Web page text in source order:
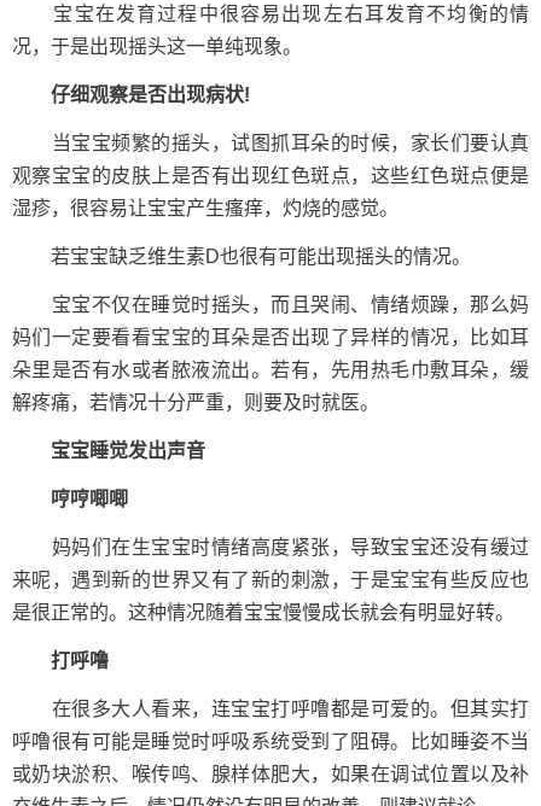
宝宝在发育过程中很容易出现左右耳发育不均衡的情
况，于是出现摇头这一单纯现象。
仔细观察是否出现病状!
当宝宝频繁的摇头，试图抓耳朵的时候，家长们要认真
观察宝宝的皮肤上是否有出现红色斑点，这些红色斑点便是
湿疹，很容易让宝宝产生瘙痒，灼烧的感觉。
若宝宝缺乏维生素D也很有可能出现摇头的情况。
宝宝不仅在睡觉时摇头，而且哭闹、情绪烦躁，那么妈
妈们一定要看看宝宝的耳朵是否出现了异样的情况，比如耳
朵里是否有水或者脓液流出。若有，先用热毛巾敷耳朵，缓
解疼痛，若情况十分严重，则要及时就医。
宝宝睡觉发出声音
哼哼唧唧
妈妈们在生宝宝时情绪高度紧张，导致宝宝还没有缓过
来呢，遇到新的世界又有了新的刺激，于是宝宝有些反应也
是很正常的。这种情况随着宝宝慢慢成长就会有明显好转。
打呼噜
在很多大人看来，连宝宝打呼噜都是可爱的。但其实打
呼噜很有可能是睡觉时呼吸系统受到了阻碍。比如睡姿不当
或奶块淤积、喉传鸣、腺样体肥大，如果在调试位置以及补